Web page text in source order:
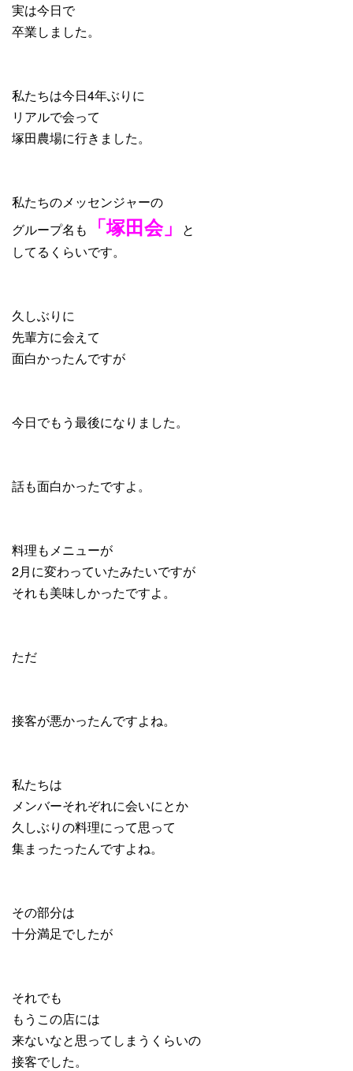
実は今日で
卒業しました。
私たちは今日4年ぶりに
リアルで会って
塚田農場に行きました。
私たちのメッセンジャーの
グループ名も
「塚田会」
と
してるくらいです。
久しぶりに
先輩方に会えて
面白かったんですが
今日でもう最後になりました。
話も面白かったですよ。
料理もメニューが
2月に変わっていたみたいですが
それも美味しかったですよ。
ただ
接客が悪かったんですよね。
私たちは
メンバーそれぞれに会いにとか
久しぶりの料理にって思って
集まったったんですよね。
その部分は
十分満足でしたが
それでも
もうこの店には
来ないなと思ってしまうくらいの
接客でした。